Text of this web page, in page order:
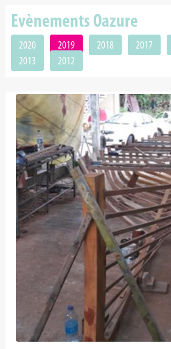
Evènements Oazure
2020 2019 2018 2017
2013
2012